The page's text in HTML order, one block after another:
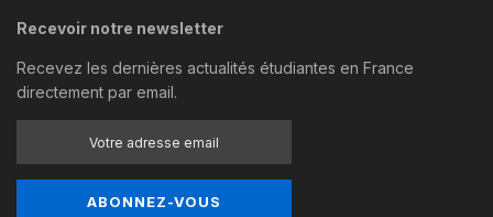
Recevoir notre newsletter
Recevez les dernières actualités étudiantes en France
directement par email.